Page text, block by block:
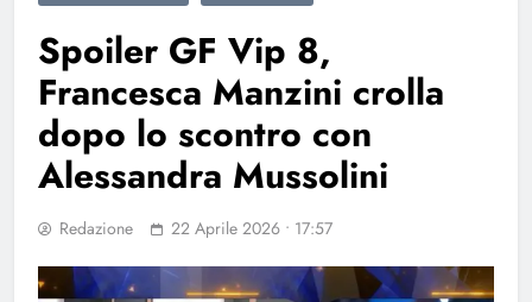
Spoiler GF Vip 8,
Francesca Manzini crolla
dopo lo scontro con
Alessandra Mussolini
Redazione 22 Aprile 2026 • 17:57